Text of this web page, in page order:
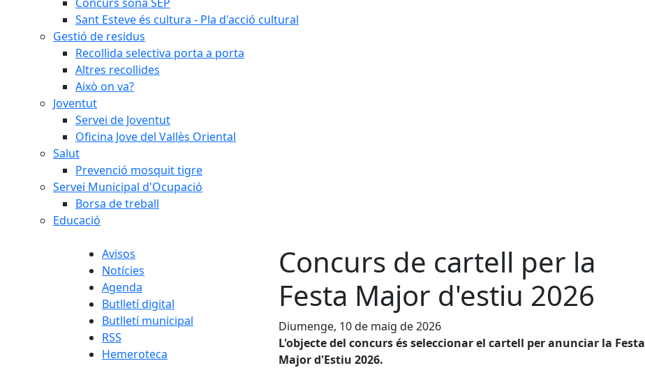
Sant Esteve és cultura - Pla d'acció cultural
Gestió de residus
Recollida selectiva porta a porta
Altres recollides
Això on va?
Joventut
Servei de Joventut
Oficina Jove del Vallès Oriental
Salut
Prevenció mosquit tigre
Servei Municipal d'Ocupació
Borsa de treball
Educació
Avisos
Notícies
Agenda
Butlletí digital
Butlletí municipal
RSS
Hemeroteca
Concurs de cartell per la
Festa Major d'estiu 2026
Diumenge, 10 de maig de 2026
L'objecte del concurs és seleccionar el cartell per anunciar la Festa
Major d'Estiu 2026.